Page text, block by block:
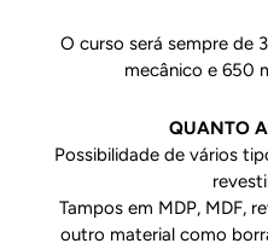
O curso será sempre de
mecânico e 650
QUANTO
Possibilidade de vários
Tampos em MDP, MDF,
outro material como